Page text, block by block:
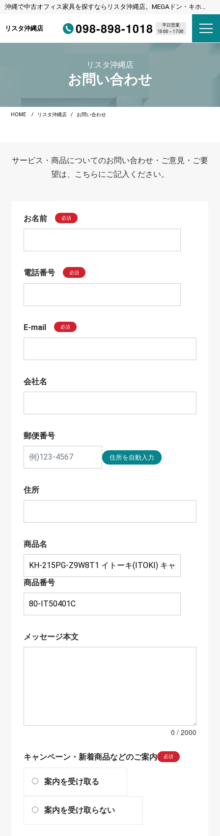
沖縄で中古オフィス家具を探すならリスタ沖縄店。MEGAドン・キホー
リスタ沖縄店
098-898-1018
平日営業
10:00～17:00
リスタ沖縄店
お問い合わせ
HOME リスタ沖縄店 お問い合わせ
サービス・商品についてのお問い合わせ・ご意見・ご要
望は、こちらにご記入ください。
お名前 必須
電話番号 必須
E-mail 必須
会社名
郵便番号
住所
商品名
商品番号
メッセージ本文
0
キャンペーン・新着商品などのご案内 必須
案内を受け取る
案内を受け取らない